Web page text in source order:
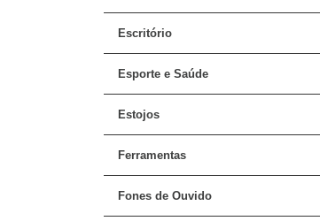
Escritório
Esporte e Saúde
Estojos
Ferramentas
Fones de Ouvido